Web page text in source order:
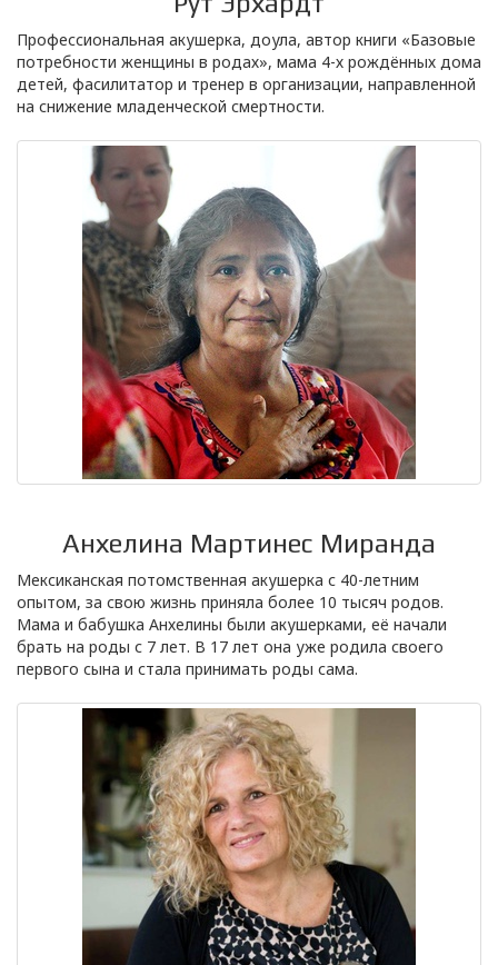
Профессиональная акушерка, доула, автор книги «Базовые
потребности женщины в родах», мама 4-х рождённых дома
детей, фасилитатор и тренер в организации, направленной
на снижение младенческой смертности.
Анхелина Мартинес Миранда
Мексиканская потомственная акушерка с 40-летним
опытом, за свою жизнь приняла более 10 тысяч родов.
Мама и бабушка Анхелины были акушерками, её начали
брать на роды с 7 лет. В 17 лет она уже родила своего
первого сына и стала принимать роды сама.